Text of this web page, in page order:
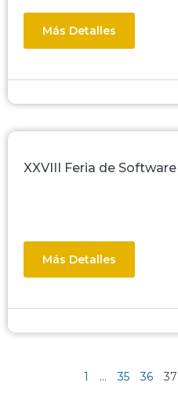
Más Detalles
XXVIII Feria de Software
Más Detalles
1 … 35 36 37